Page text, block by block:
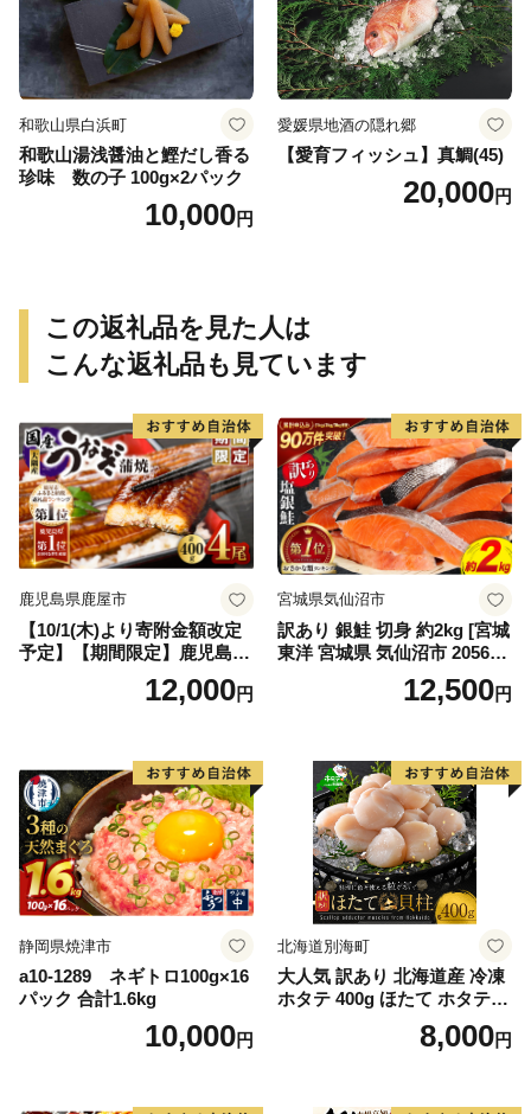
和歌山県白浜町
和歌山湯浅醤油と鰹だし香る
珍味 数の子 100g×2パック
10,000円
愛媛県地酒の隠れ郷
【愛育フィッシュ】真鯛(45)
20,000円
この返礼品を見た人は
こんな返礼品も見ています
鹿児島県鹿屋市
【10/1(木)より寄附金額改定
予定】【期間限定】鹿児島県
大隅産うなぎ蒲焼4尾（400
g） KN007-02312,000円
宮城県気仙沼市
訳あり 銀鮭 切身 約2kg [宮城
東洋 宮城県 気仙沼市 205649
91] 鮭 魚介類 海鮮 訳アリ 規
格外 不揃い さけ サケ 鮭切身
切り身 魚 わけあり
12,500円
静岡県焼津市
a10-1289 ネギトロ100g×16
パック 合計1.6kg
10,000円
北海道別海町
大人気 訳あり 北海道産 冷凍
ホタテ 400g ほたて ホタテ
8,000円